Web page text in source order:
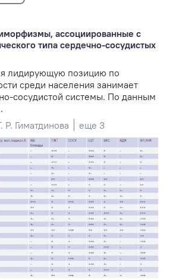
ассоциированные с
типа сердечно-сосудистых
лидирующую позицию по
среди населения занимает
сосудистой системы. По данным
Р. Гиматдинова еще 3